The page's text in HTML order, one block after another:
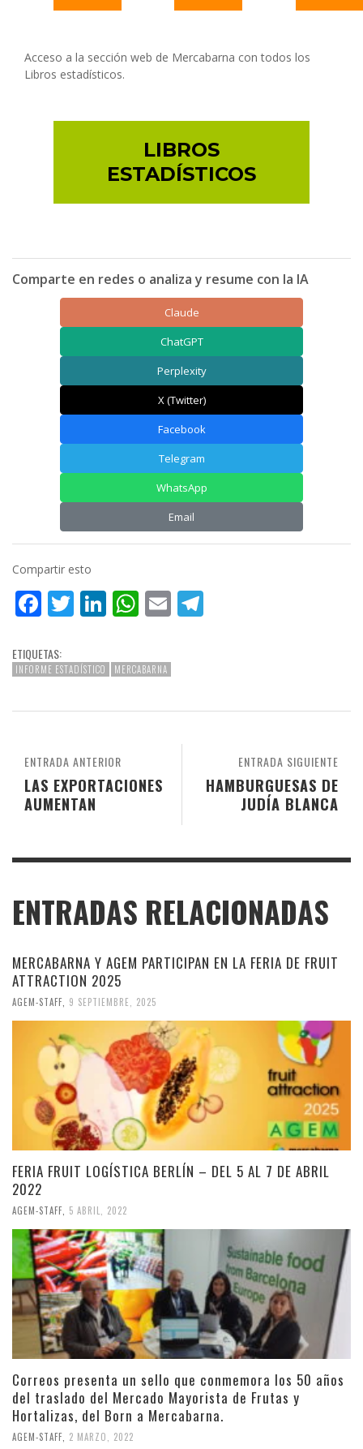
Acceso a la sección web de Mercabarna con todos los
Libros estadísticos.
LIBROS
ESTADÍSTICOS
Comparte en redes o analiza y resume con la IA
Claude
ChatGPT
Perplexity
X (Twitter)
Facebook
Telegram
WhatsApp
Email
Compartir esto
Facebook
Twitter
LinkedIn
WhatsApp
Email
ETIQUETAS:
INFORME ESTADÍSTICO MERCABARNA
ENTRADA SIGUIENTE
HAMBURGUESAS DE
JUDÍA BLANCA
ENTRADA ANTERIOR
LAS EXPORTACIONES
AUMENTAN
ENTRADAS RELACIONADAS
MERCABARNA Y AGEM PARTICIPAN EN LA FERIA DE FRUIT
ATTRACTION 2025
AGEM-STAFF 9 SEPTIEMBRE, 2025
FERIA FRUIT LOGÍSTICA BERLÍN – DEL 5 AL 7 DE ABRIL
2022
AGEM-STAFF 5 ABRIL, 2022
Correos presenta un sello que conmemora los 50 años
del traslado del Mercado Mayorista de Frutas y
Hortalizas, del Born a Mercabarna.
AGEM-STAFF 2 MARZO, 2022